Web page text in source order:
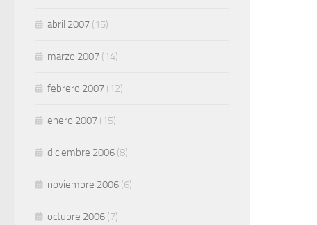
abril 2007 (15)
marzo 2007 (14)
febrero 2007 (12)
enero 2007 (15)
diciembre 2006 (8)
noviembre 2006 (6)
octubre 2006 (7)